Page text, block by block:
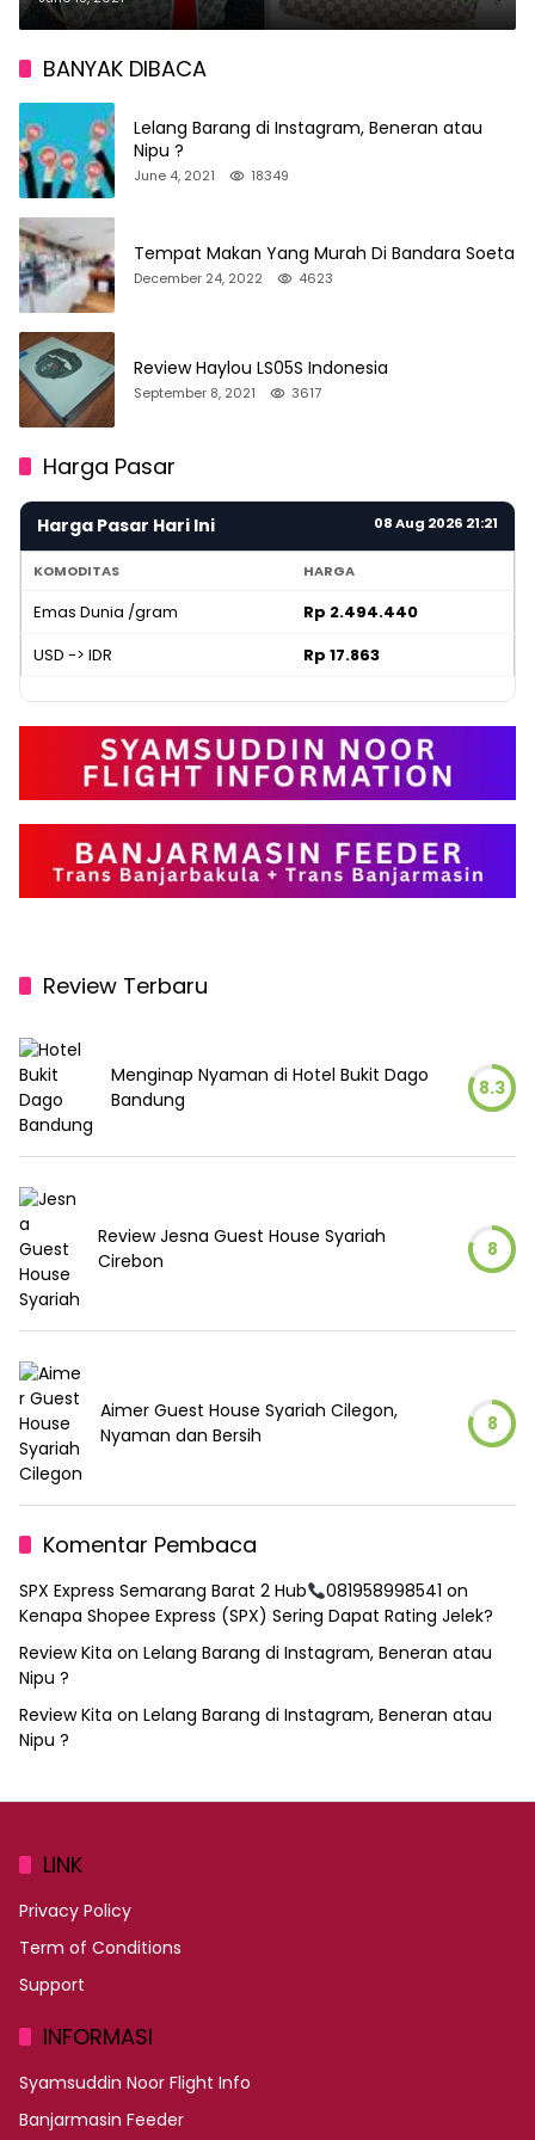
BANYAK DIBACA
Lelang Barang di Instagram, Beneran atau
Nipu ?
June 4, 2021 18349
Tempat Makan Yang Murah Di Bandara Soeta
December 24, 2022 4623
Review Haylou LS05S Indonesia
September 8, 2021 3617
Harga Pasar
Harga Pasar Hari Ini 08 Aug 2026 21:21
KOMODITAS HARGA
Emas Dunia /gram
Rp 2.494.440
USD -> IDR
Rp 17.863
Review Terbaru
Menginap Nyaman di Hotel Bukit Dago
Bandung
8.3
Review Jesna Guest House Syariah
Cirebon
8
Aimer Guest House Syariah Cilegon,
Nyaman dan Bersih
8
Komentar Pembaca
SPX Express Semarang Barat 2 Hub 081958998541 on
Kenapa Shopee Express (SPX) Sering Dapat Rating Jelek?
Review Kita on Lelang Barang di Instagram, Beneran atau
Nipu ?
Review Kita on Lelang Barang di Instagram, Beneran atau
Nipu ?
LINK
Privacy Policy
Term of Conditions
Support
INFORMASI
Syamsuddin Noor Flight Info
Banjarmasin Feeder